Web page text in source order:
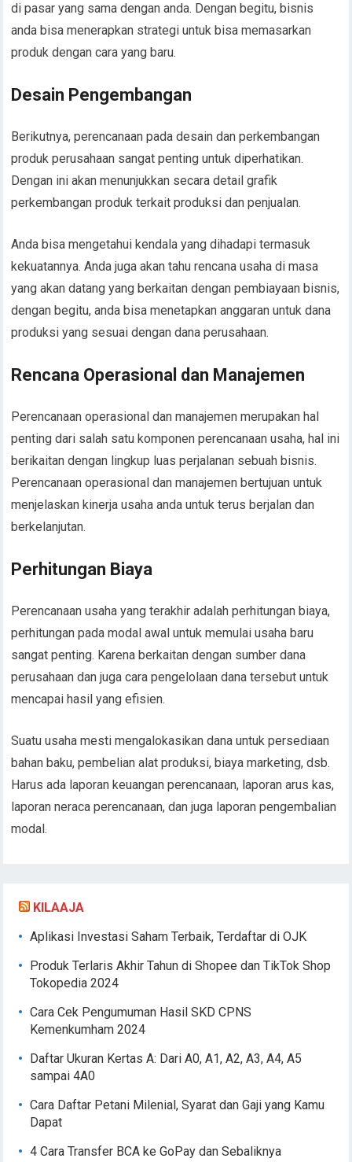
di pasar yang sama dengan anda. Dengan begitu, bisnis
anda bisa menerapkan strategi untuk bisa memasarkan
produk dengan cara yang baru.
Desain Pengembangan
Berikutnya, perencanaan pada desain dan perkembangan
produk perusahaan sangat penting untuk diperhatikan.
Dengan ini akan menunjukkan secara detail grafik
perkembangan produk terkait produksi dan penjualan.
Anda bisa mengetahui kendala yang dihadapi termasuk
kekuatannya. Anda juga akan tahu rencana usaha di masa
yang akan datang yang berkaitan dengan pembiayaan bisnis,
dengan begitu, anda bisa menetapkan anggaran untuk dana
produksi yang sesuai dengan dana perusahaan.
Rencana Operasional dan Manajemen
Perencanaan operasional dan manajemen merupakan hal
penting dari salah satu komponen perencanaan usaha, hal ini
berikaitan dengan lingkup luas perjalanan sebuah bisnis.
Perencanaan operasional dan manajemen bertujuan untuk
menjelaskan kinerja usaha anda untuk terus berjalan dan
berkelanjutan.
Perhitungan Biaya
Perencanaan usaha yang terakhir adalah perhitungan biaya,
perhitungan pada modal awal untuk memulai usaha baru
sangat penting. Karena berkaitan dengan sumber dana
perusahaan dan juga cara pengelolaan dana tersebut untuk
mencapai hasil yang efisien.
Suatu usaha mesti mengalokasikan dana untuk persediaan
bahan baku, pembelian alat produksi, biaya marketing, dsb.
Harus ada laporan keuangan perencanaan, laporan arus kas,
laporan neraca perencanaan, dan juga laporan pengembalian
modal.
KILAAJA
Aplikasi Investasi Saham Terbaik, Terdaftar di OJK
Produk Terlaris Akhir Tahun di Shopee dan TikTok Shop
Tokopedia 2024
Cara Cek Pengumuman Hasil SKD CPNS
Kemenkumham 2024
Daftar Ukuran Kertas A: Dari A0, A1, A2, A3, A4, A5
sampai 4A0
Cara Daftar Petani Milenial, Syarat dan Gaji yang Kamu
Dapat
4 Cara Transfer BCA ke GoPay dan Sebaliknya